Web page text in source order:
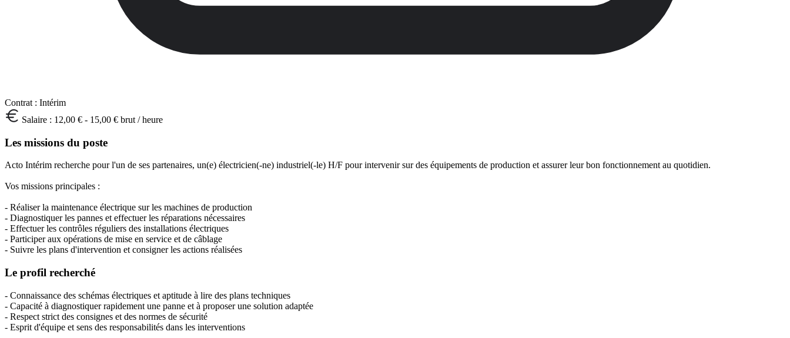
Contrat : Intérim
Salaire : 12,00 € - 15,00 € brut / heure
Les missions du poste
Acto Intérim recherche pour l'un de ses partenaires, un(e) électricien(-ne) industriel(-le) H/F pour intervenir sur des équipements de production et assurer leur bon fonctionnement au quotidien.
Vos missions principales :
- Réaliser la maintenance électrique sur les machines de production
- Diagnostiquer les pannes et effectuer les réparations nécessaires
- Effectuer les contrôles réguliers des installations électriques
- Participer aux opérations de mise en service et de câblage
- Suivre les plans d'intervention et consigner les actions réalisées
Le profil recherché
- Connaissance des schémas électriques et aptitude à lire des plans techniques
- Capacité à diagnostiquer rapidement une panne et à proposer une solution adaptée
- Respect strict des consignes et des normes de sécurité
- Esprit d'équipe et sens des responsabilités dans les interventions